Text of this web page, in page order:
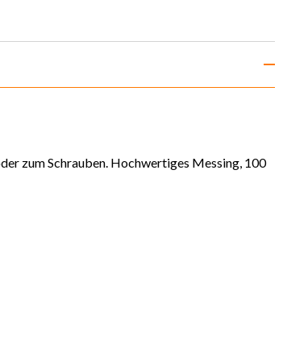
zum Schrauben. Hochwertiges Messing, 100